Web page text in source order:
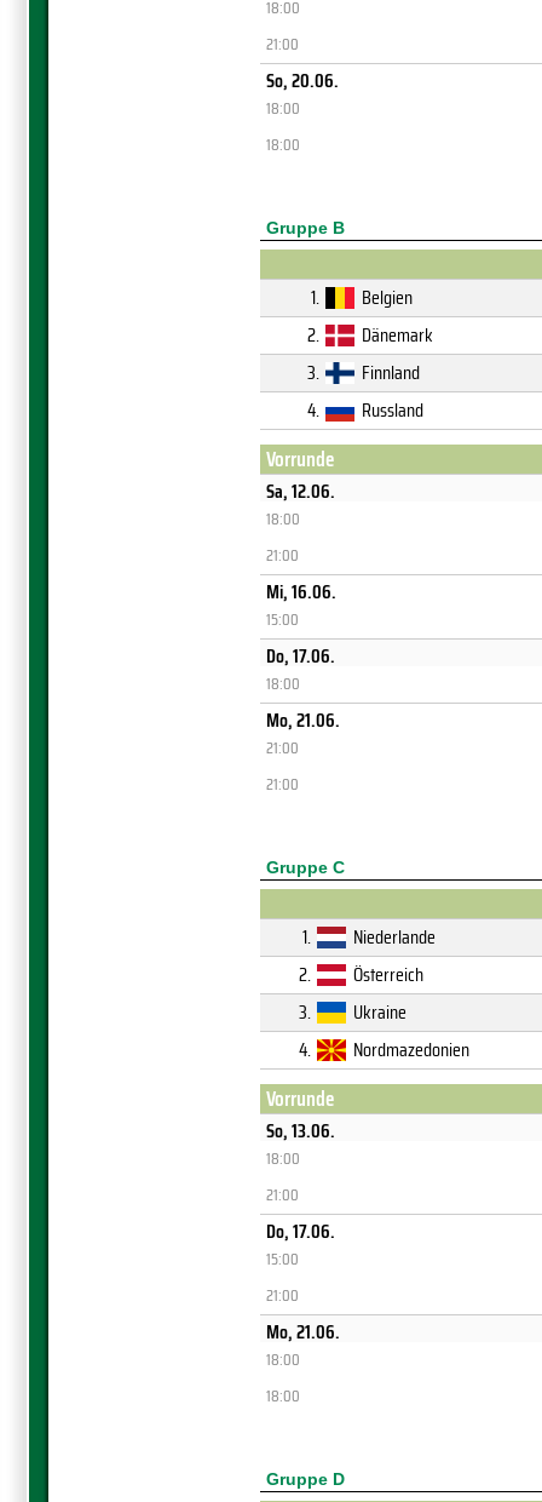
18:00
21:00
So, 20.06.
18:00
18:00
Gruppe B
1.
Belgien
2.
Dänemark
3.
Finnland
4.
Russland
Vorrunde
Sa, 12.06.
18:00
21:00
Mi, 16.06.
15:00
Do, 17.06.
18:00
Mo, 21.06.
21:00
21:00
Gruppe C
1.
Niederlande
2.
Österreich
3.
Ukraine
4.
Nordmazedonien
Vorrunde
So, 13.06.
18:00
21:00
Do, 17.06.
15:00
21:00
Mo, 21.06.
18:00
18:00
Gruppe D